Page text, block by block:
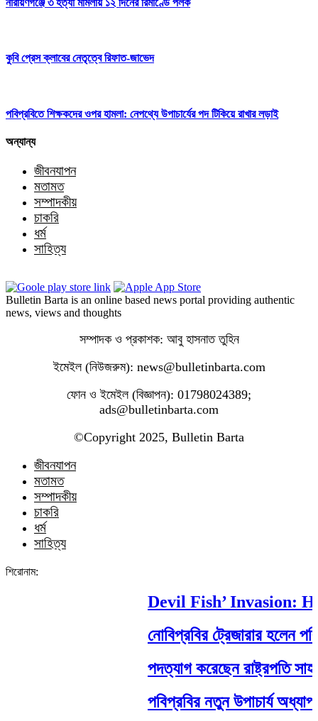
কুবি প্রেস ক্লাবের নেতৃত্বে রিফাত-জাভেদ
পবিপ্রবিতে শিক্ষকদের ওপর হামলা: নেপথ্যে উপাচার্যের পদ টিকিয়ে রাখার লড়াই
অন্যান্য
জীবনযাপন
মতামত
সম্পাদকীয়
চাকরি
ধর্ম
সাহিত্য
Bulletin Barta is an online based news portal providing authentic
news, views and thoughts
সম্পাদক ও প্রকাশক: আবু হাসনাত তুহিন
ইমেইল (নিউজরুম): news@bulletinbarta.com
ফোন ও ইমেইল (বিজ্ঞাপন): 01798024389;
ads@bulletinbarta.com
©️Copyright 2025, Bulletin Barta
জীবনযাপন
মতামত
সম্পাদকীয়
চাকরি
ধর্ম
সাহিত্য
শিরোনাম:
Devil Fish’ Invasion:
নোবিপ্রবির ট্রেজারার হলেন
পদত্যাগ করেছেন রাষ্ট্রপতি
পবিপ্রবির নতুন উপাচার্য